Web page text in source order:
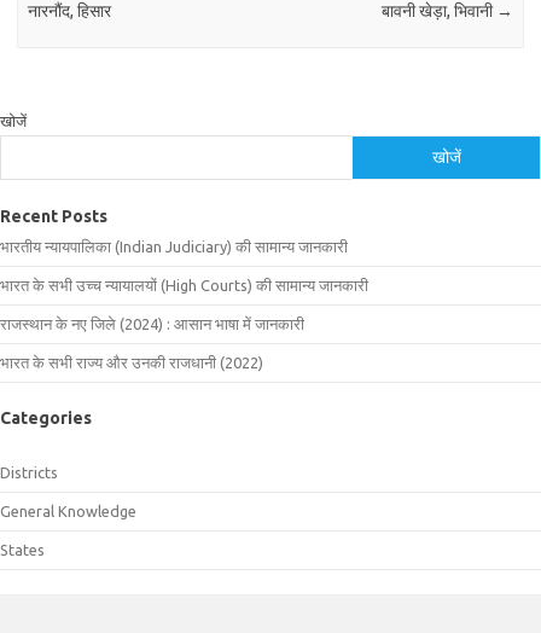
नारनौंद, हिसार
बावनी खेड़ा, भिवानी →
खोजें
खोजें
Recent Posts
भारतीय न्यायपालिका (Indian Judiciary) की सामान्य जानकारी
भारत के सभी उच्च न्यायालयों (High Courts) की सामान्य जानकारी
राजस्थान के नए जिले (2024) : आसान भाषा में जानकारी
भारत के सभी राज्य और उनकी राजधानी (2022)
Categories
Districts
General Knowledge
States